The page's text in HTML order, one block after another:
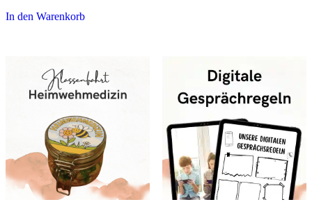
In den Warenkorb